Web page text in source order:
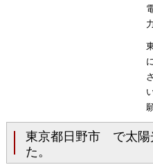
東京都日野市 で太陽
た。